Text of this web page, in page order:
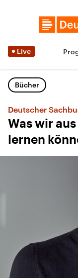
Live
Bücher
Deutscher
Was wir
lernen